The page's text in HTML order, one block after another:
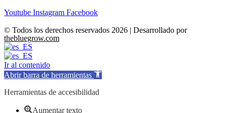
Youtube Instagram Facebook
© Todos los derechos reservados 2026 | Desarrollado por
thebluegrow.com
Ir al contenido
Abrir barra de herramientas
Herramientas de accesibilidad
Aumentar texto